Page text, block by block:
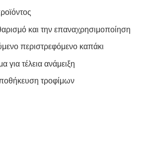
και την επαναχρησιμοποίηση
περιστρεφόμενο καπάκι
για τέλεια ανάμειξη
τροφίμων